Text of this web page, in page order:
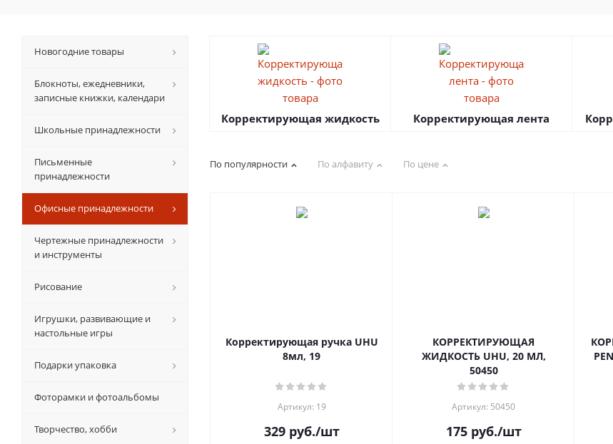
Корректирующая жидкость Корректирующая лента
По популярности По алфавиту По цене
Корректирующая ручка UHU
8мл, 19
Артикул: 19
329руб./шт
КОРРЕКТИРУЮЩАЯ
ЖИДКОСТЬ UHU, 20 МЛ,
50450
Артикул: 50450
175руб./шт
Новогодние товары
Блокноты, ежедневники,
записные книжки, календари
Школьные принадлежности
Письменные
принадлежности
Офисные принадлежности
Чертежные принадлежности
и инструменты
Рисование
Игрушки, развивающие и
настольные игры
Подарки упаковка
Фоторамки и фотоальбомы
Творчество, хобби